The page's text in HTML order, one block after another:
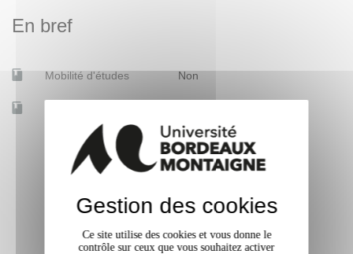
En bref
Mobilité d'études Non
Gestion des cookies
Ce site utilise des cookies et vous donne le
contrôle sur ceux que vous souhaitez activer